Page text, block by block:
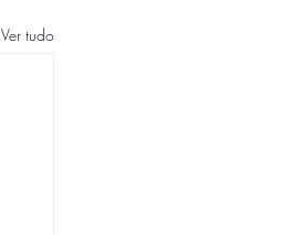
Ver tudo